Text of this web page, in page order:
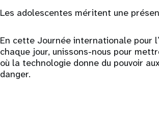
Les adolescentes méritent une
En cette Journée internationale pour
chaque jour, unissons-nous pour
où la technologie donne du pouvoir
danger.